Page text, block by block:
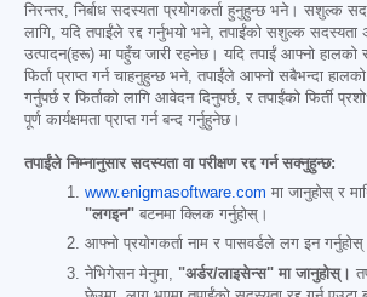
निरन्तर, निर्बाध सदस्यता प्रयोगकर्ता हुनुहुन्छ भने। सशुल्क
लागि, यदि तपाईंले रद्द गर्नुभयो भने, तपाईंको सशुल्क सदस्यता
उत्पादन(हरू) मा पहुँच जारी रहनेछ। यदि तपाईं आफ्नो हालको
फिर्ता प्राप्त गर्न चाहनुहुन्छ भने, तपाईंले आफ्नो सबैभन्दा
गर्नुपर्छ र फिर्ताको लागि आवेदन दिनुपर्छ, र तपाईंको फिर्ती
पूर्ण कार्यक्षमता प्राप्त गर्न बन्द गर्नुहुनेछ।
तपाईंले निम्नानुसार सदस्यता वा परीक्षण रद्द गर्न सक्नुहुन्छ:
www.enigmasoftware.com मा जानुहोस् र
"लगइन" बटनमा क्लिक गर्नुहोस्।
आफ्नो प्रयोगकर्ता नाम र पासवर्डले लग इन
नेभिगेसन मेनुमा, "अर्डर/लाइसेन्स" मा जानुहोस्।